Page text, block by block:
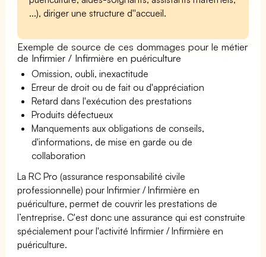
...), diriger une structure d''accueil.
Exemple de source de ces dommages pour le métier
de Infirmier / Infirmière en puériculture
Omission, oubli, inexactitude
Erreur de droit ou de fait ou d'appréciation
Retard dans l'exécution des prestations
Produits défectueux
Manquements aux obligations de conseils,
d'informations, de mise en garde ou de
collaboration
La RC Pro (assurance responsabilité civile
professionnelle) pour Infirmier / Infirmière en
puériculture, permet de couvrir les prestations de
l’entreprise. C'est donc une assurance qui est construite
spécialement pour l'activité Infirmier / Infirmière en
puériculture.